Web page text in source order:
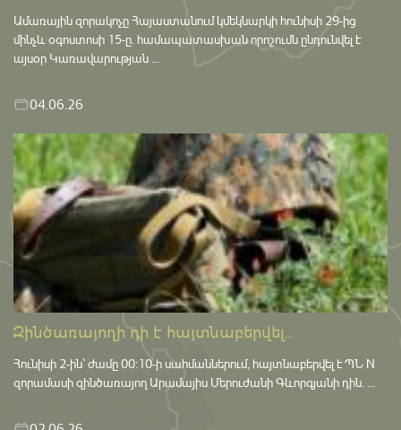
Ամառային զորակոչը Հայաստանում կմեկնարկի հունիսի 29-ից
մինչև օգոստոսի 15-ը․ համապատասխան որոշումն ընդունվել է
այսօր Կառավարության ...
04.06.26
Զինծառայողի դի է հայտնաբերվել...
Հունիսի 2-ին՝ ժամը 00:10-ի սահմաններում, հայտնաբերվել է ՊՆ N
զորամասի զինծառայող Արամայիս Մերուժանի Գևորգյանի դին. ...